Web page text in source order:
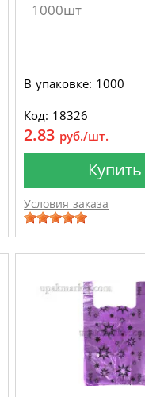
1000шт
В упаковке: 1000
Код: 18326
2.83 руб./шт.
Купить
Условия заказа